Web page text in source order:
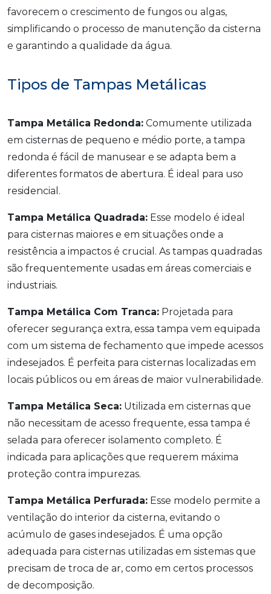
favorecem o crescimento de fungos ou algas,
simplificando o processo de manutenção da cisterna
e garantindo a qualidade da água.
Tipos de Tampas Metálicas
Tampa Metálica Redonda: Comumente utilizada
em cisternas de pequeno e médio porte, a tampa
redonda é fácil de manusear e se adapta bem a
diferentes formatos de abertura. É ideal para uso
residencial.
Tampa Metálica Quadrada: Esse modelo é ideal
para cisternas maiores e em situações onde a
resistência a impactos é crucial. As tampas quadradas
são frequentemente usadas em áreas comerciais e
industriais.
Tampa Metálica Com Tranca: Projetada para
oferecer segurança extra, essa tampa vem equipada
com um sistema de fechamento que impede acessos
indesejados. É perfeita para cisternas localizadas em
locais públicos ou em áreas de maior vulnerabilidade.
Tampa Metálica Seca: Utilizada em cisternas que
não necessitam de acesso frequente, essa tampa é
selada para oferecer isolamento completo. É
indicada para aplicações que requerem máxima
proteção contra impurezas.
Tampa Metálica Perfurada: Esse modelo permite a
ventilação do interior da cisterna, evitando o
acúmulo de gases indesejados. É uma opção
adequada para cisternas utilizadas em sistemas que
precisam de troca de ar, como em certos processos
de decomposição.